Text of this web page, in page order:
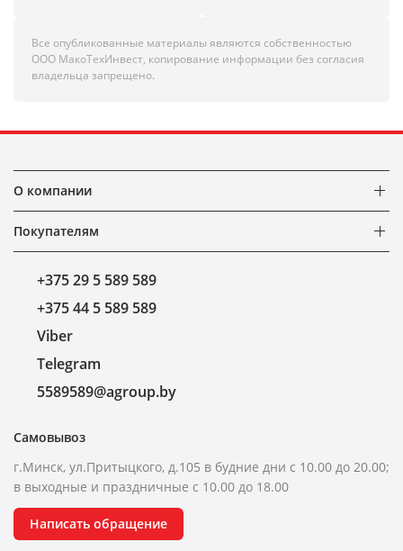
Все опубликованные материалы являются собственностью
ООО МакоТехИнвест, копирование информации без согласия
владельца запрещено.
О компании
Покупателям
+375 29 5 589 589
+375 44 5 589 589
Viber
Telegram
5589589@agroup.by
Самовывоз
г.Минск, ул.Притыцкого, д.105 в будние дни с 10.00 до 20.00;
в выходные и праздничные с 10.00 до 18.00
Написать обращение